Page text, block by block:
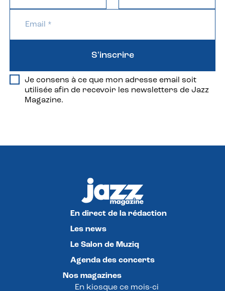
Je consens à ce que mon adresse email soit
utilisée afin de recevoir les newsletters de Jazz
Magazine.
S'inscrire
En direct de la rédaction
Les news
Le Salon de Muziq
Agenda des concerts
Nos magazines
En kiosque ce mois-ci